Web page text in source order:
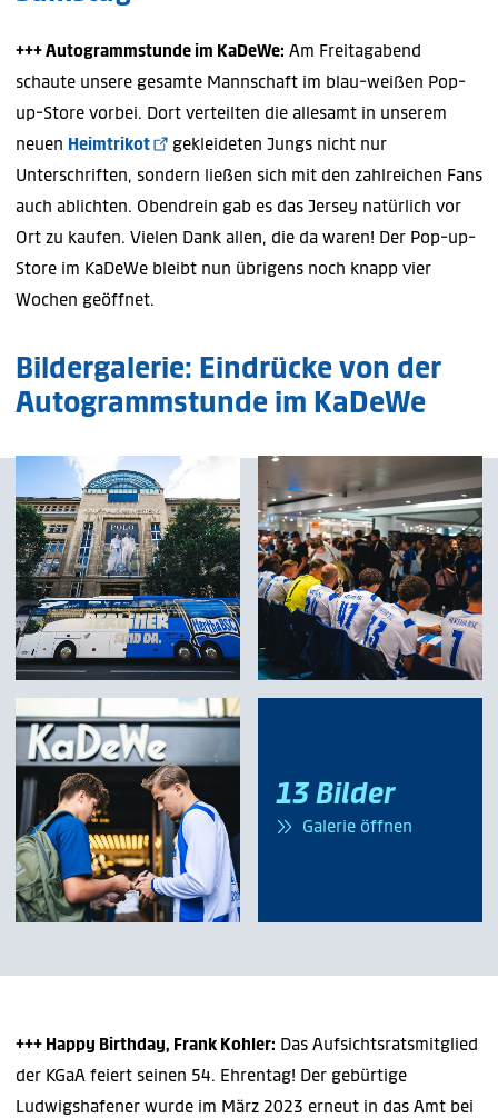
+++ Autogrammstunde im KaDeWe: Am Freitagabend
schaute unsere gesamte Mannschaft im blau-weißen Pop-
up-Store vorbei. Dort verteilten die allesamt in unserem
neuen Heimtrikot
gekleideten Jungs nicht nur
Unterschriften, sondern ließen sich mit den zahlreichen Fans
auch ablichten. Obendrein gab es das Jersey natürlich vor
Ort zu kaufen. Vielen Dank allen, die da waren! Der Pop-up-
Store im KaDeWe bleibt nun übrigens noch knapp vier
Wochen geöffnet.
Bildergalerie: Eindrücke von der
Autogrammstunde im KaDeWe
13 Bilder
Galerie öffnen
+++ Happy Birthday, Frank Kohler: Das Aufsichtsratsmitglied
der KGaA feiert seinen 54. Ehrentag! Der gebürtige
Ludwigshafener wurde im März 2023 erneut in das Amt bei